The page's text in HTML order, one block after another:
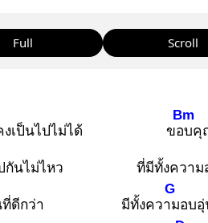
Full Scroll
เป็นไปไม่ได้
กันไม่ไหว
ที่ดีกว่า
ขอบ
Bm
คุ
ที่มีทั้งความ
มีทั้งความ
G
อบอุ่